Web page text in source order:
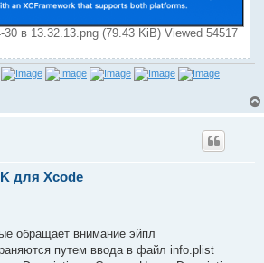
30 в 13.32.13.png (79.43 KiB) Viewed 54517
для Xcode
обращает внимание эйпл
путем ввода в файл info.plist